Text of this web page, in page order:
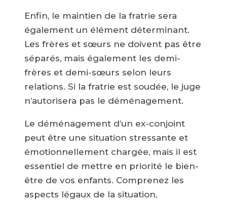
Enfin, le maintien de la fratrie sera
également un élément déterminant.
Les frères et sœurs ne doivent pas être
séparés, mais également les demi-
frères et demi-sœurs selon leurs
relations. Si la fratrie est soudée, le juge
n’autorisera pas le déménagement.
Le déménagement d’un ex-conjoint
peut être une situation stressante et
émotionnellement chargée, mais il est
essentiel de mettre en priorité le bien-
être de vos enfants. Comprenez les
aspects légaux de la situation,